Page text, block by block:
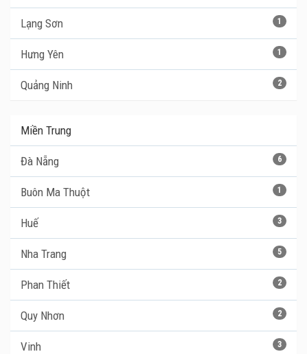
1
Lạng Sơn
1
Hưng Yên
2
Quảng Ninh
Miền Trung
6
Đà Nẵng
1
Buôn Ma Thuột
3
Huế
5
Nha Trang
2
Phan Thiết
2
Quy Nhơn
3
Vinh